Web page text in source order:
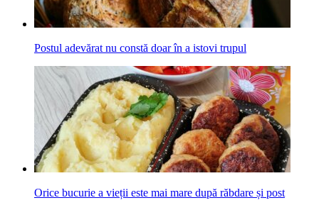
Postul adevărat nu constă doar în a istovi trupul
Orice bucurie a vieții este mai mare după răbdare și post